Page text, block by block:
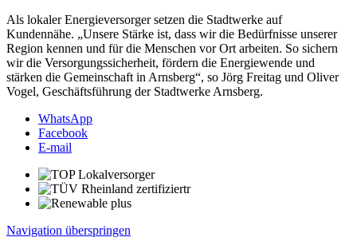
Als lokaler Energieversorger setzen die Stadtwerke auf
Kundennähe. „Unsere Stärke ist, dass wir die Bedürfnisse unserer
Region kennen und für die Menschen vor Ort arbeiten. So sichern
wir die Versorgungssicherheit, fördern die Energiewende und
stärken die Gemeinschaft in Arnsberg“, so Jörg Freitag und Oliver
Vogel, Geschäftsführung der Stadtwerke Arnsberg.
WhatsApp
Facebook
E-mail
Navigation überspringen